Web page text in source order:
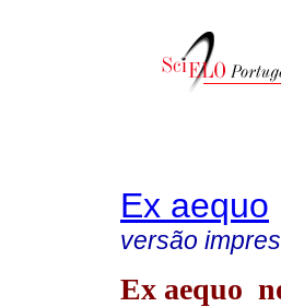
Ex aequo
versão
Ex aequo